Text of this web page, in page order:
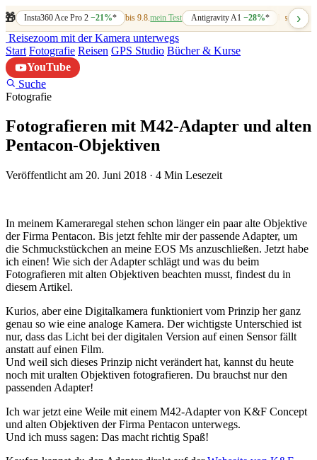
🎁 Insta360 Ace Pro 2−21%* bis 9.8.mein Test Antigravity A1 −28%* bis 7.8.
›
Reisezoom mit der Kamera unterwegs
Start Fotografie Reisen GPS Studio Bücher & Kurse
YouTube
Suche
Fotografie
Fotografieren mit M42-Adapter und alten
Pentacon-Objektiven
Veröffentlicht am 20. Juni 2018 · 4 Min Lesezeit
In meinem Kameraregal stehen schon länger ein paar alte Objektive
der Firma Pentacon. Bis jetzt fehlte mir der passende Adapter, um
die Schmuckstückchen an meine EOS Ms anzuschließen. Jetzt habe
ich einen! Wie sich der Adapter schlägt und was du beim
Fotografieren mit alten Objektiven beachten musst, findest du in
diesem Artikel.
Kurios, aber eine Digitalkamera funktioniert vom Prinzip her ganz
genau so wie eine analoge Kamera. Der wichtigste Unterschied ist
nur, dass das Licht bei der digitalen Version auf einen Sensor fällt
anstatt auf einen Film.
Und weil sich dieses Prinzip nicht verändert hat, kannst du heute
noch mit uralten Objektiven fotografieren. Du brauchst nur den
passenden Adapter!
Ich war jetzt eine Weile mit einem M42-Adapter von K&F Concept
und alten Objektiven der Firma Pentacon unterwegs.
Und ich muss sagen: Das macht richtig Spaß!